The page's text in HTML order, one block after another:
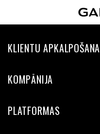
KLIENTU APKALPOŠANA
KOMPĀNIJA
PLATFORMAS